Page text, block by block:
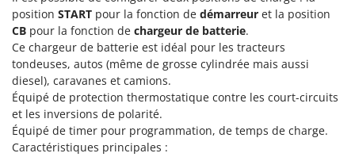
M
Machines à pâtes
Machines pour la transformation des fruits
Machines sous vide
Motobineuses
F
FAC
Fama Industrie
Famag
Famur
FARMER
FBC
position START pour la fonction de démarreur et la position
CB pour la fonction de chargeur de batterie.
Ce chargeur de batterie est idéal pour les tracteurs
tondeuses, autos (même de grosse cylindrée mais aussi
diesel), caravanes et camions.
Équipé de protection thermostatique contre les court-circuits
et les inversions de polarité.
Équipé de timer pour programmation, de temps de charge.
Caractéristiques principales :